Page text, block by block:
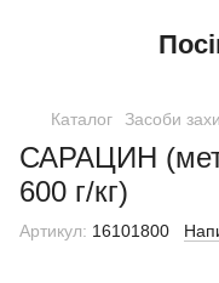
Каталог Засоби
САРАЦИН
600 г/кг)
Артикул: 16101800